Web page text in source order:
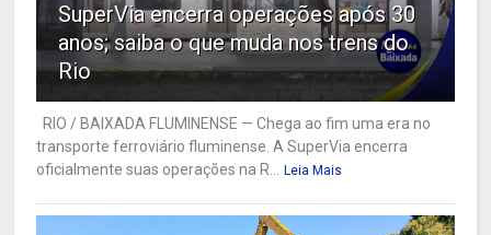
SuperVia encerra operações após 30
anos; saiba o que muda nos trens do
Rio
RIO / BAIXADA FLUMINENSE — Chega ao fim uma era no
transporte ferroviário fluminense. A SuperVia encerra
oficialmente suas operações na R...
Leia Mais